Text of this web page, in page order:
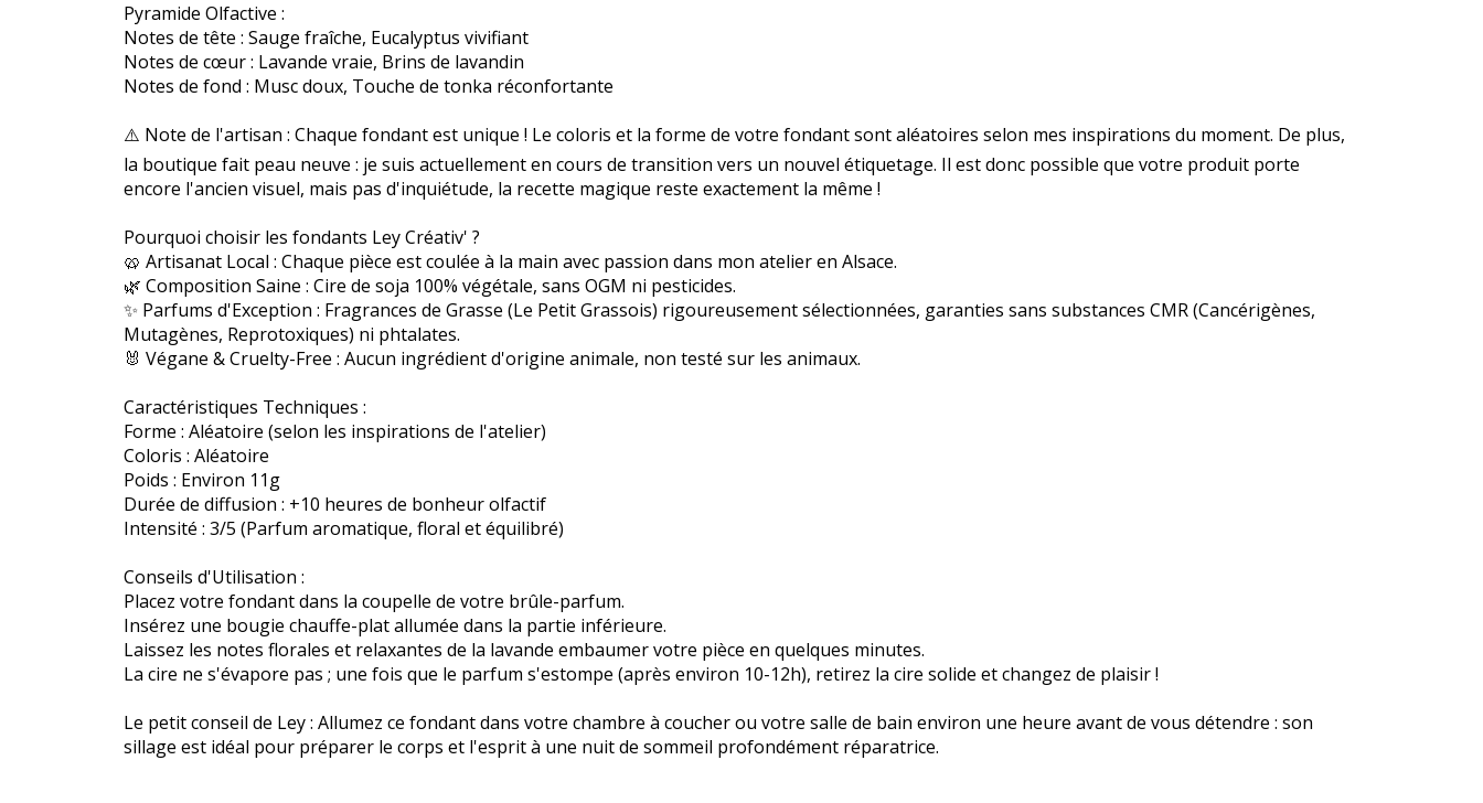
Pyramide Olfactive :
Notes de tête : Sauge fraîche, Eucalyptus vivifiant
Notes de cœur : Lavande vraie, Brins de lavandin
Notes de fond : Musc doux, Touche de tonka réconfortante
⚠️ Note de l'artisan : Chaque fondant est unique ! Le coloris et la forme de votre fondant sont aléatoires selon mes inspirations du moment. De plus,
la boutique fait peau neuve : je suis actuellement en cours de transition vers un nouvel étiquetage. Il est donc possible que votre produit porte
encore l'ancien visuel, mais pas d'inquiétude, la recette magique reste exactement la même !
Pourquoi choisir les fondants Ley Créativ' ?
🥨 Artisanat Local : Chaque pièce est coulée à la main avec passion dans mon atelier en Alsace.
🌿 Composition Saine : Cire de soja 100% végétale, sans OGM ni pesticides.
✨ Parfums d'Exception : Fragrances de Grasse (Le Petit Grassois) rigoureusement sélectionnées, garanties sans substances CMR (Cancérigènes,
Mutagènes, Reprotoxiques) ni phtalates.
🐰 Végane & Cruelty-Free : Aucun ingrédient d'origine animale, non testé sur les animaux.
Caractéristiques Techniques :
Forme : Aléatoire (selon les inspirations de l'atelier)
Coloris : Aléatoire
Poids : Environ 11g
Durée de diffusion : +10 heures de bonheur olfactif
Intensité : 3/5 (Parfum aromatique, floral et équilibré)
Conseils d'Utilisation :
Placez votre fondant dans la coupelle de votre brûle-parfum.
Insérez une bougie chauffe-plat allumée dans la partie inférieure.
Laissez les notes florales et relaxantes de la lavande embaumer votre pièce en quelques minutes.
La cire ne s'évapore pas ; une fois que le parfum s'estompe (après environ 10-12h), retirez la cire solide et changez de plaisir !
Le petit conseil de Ley : Allumez ce fondant dans votre chambre à coucher ou votre salle de bain environ une heure avant de vous détendre : son
sillage est idéal pour préparer le corps et l'esprit à une nuit de sommeil profondément réparatrice.